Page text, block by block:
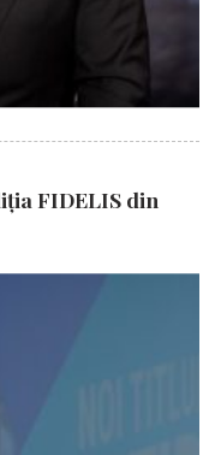
FIDELIS din